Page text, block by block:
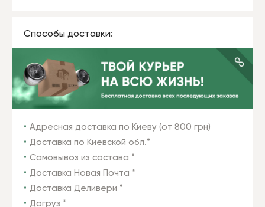
Способы доставки:
Адресная доставка по Киеву (от 800 грн)
Доставка по Киевской обл.*
Самовывоз из состава *
Доставка Новая Почта *
Доставка Деливери *
Догруз *